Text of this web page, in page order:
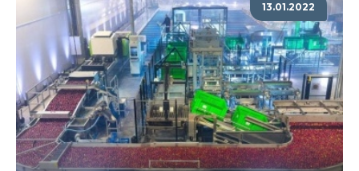
13.01.2022